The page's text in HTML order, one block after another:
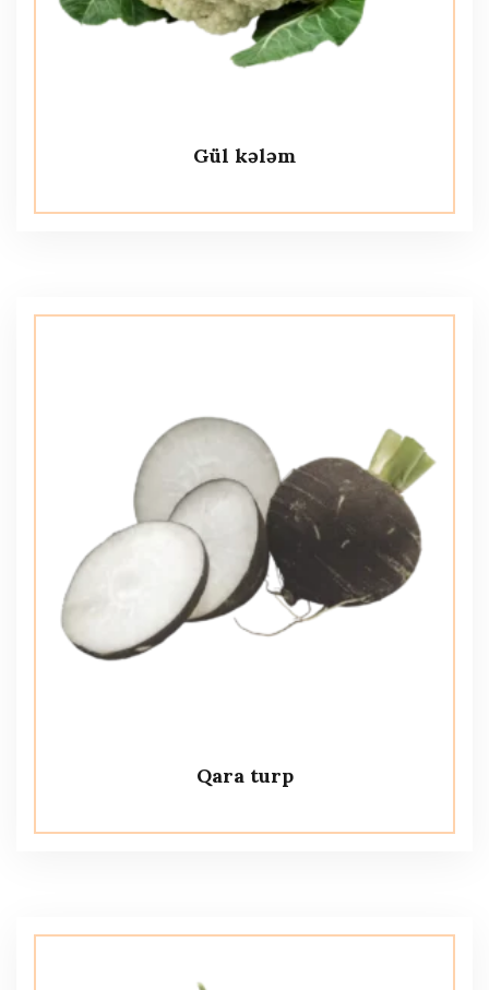
Gül kələm
Qara turp